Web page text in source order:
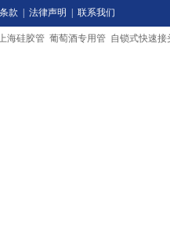
款 法律声明 联系我们
海硅胶管 葡萄酒专用管 自锁式快速接